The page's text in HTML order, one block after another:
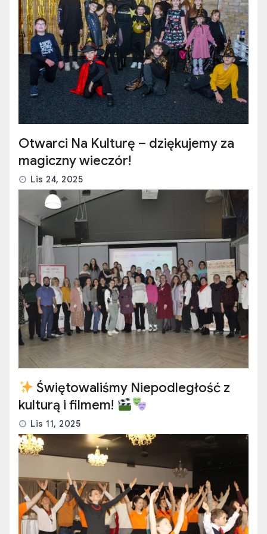
Otwarci Na Kulturę – dziękujemy za
magiczny wieczór!
Lis 24, 2025
Świętowaliśmy Niepodległość z
kulturą i filmem!
Lis 11, 2025